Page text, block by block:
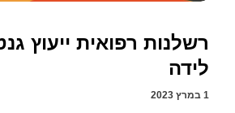
רשלנות רפואית ייעוץ
לידה
1 במרץ 2023